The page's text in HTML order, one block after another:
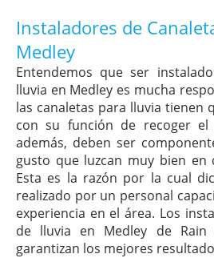
Instaladores de
Medley
Entendemos que ser
lluvia en Medley es mucha
las canaletas para lluvia tienen
con su función de recoger
además, deben ser
gusto que luzcan muy bien en
Esta es la razón por la cual
realizado por un personal
experiencia en el área. Los
de lluvia en Medley de
garantizan los mejores